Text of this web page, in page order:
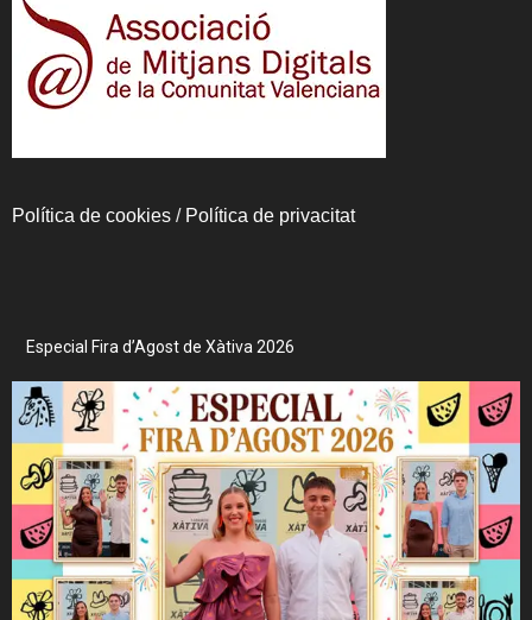
Política de cookies / Política de privacitat
Especial Fira d’Agost de Xàtiva 2026